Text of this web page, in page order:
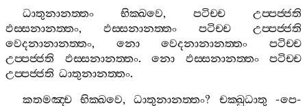
ධාතුනානත‍්තං
භික‍්ඛවෙ,පටිච‍්ච
උප‍්පජ‍්ජති
ඵස‍්සනානත‍්තං, ඵස‍්සනානත‍්තං පටිච‍්ච
උප‍්පජ‍්ජති
වෙදනානානත‍්තං, නො වෙදනානානත‍්තං
පටිච‍්ච
උප‍්පජ‍්ජති
ඵස‍්සනානත‍්තං. නො ඵස‍්සනානත‍්තං
පටිච‍්ච
උප‍්පජ‍්ජති ධාතුනානත‍්තං.
කතමඤ‍්ච
භික‍්ඛවෙ,ධාතුනානත‍්තං? චක‍්ඛුධාතු -පෙ-